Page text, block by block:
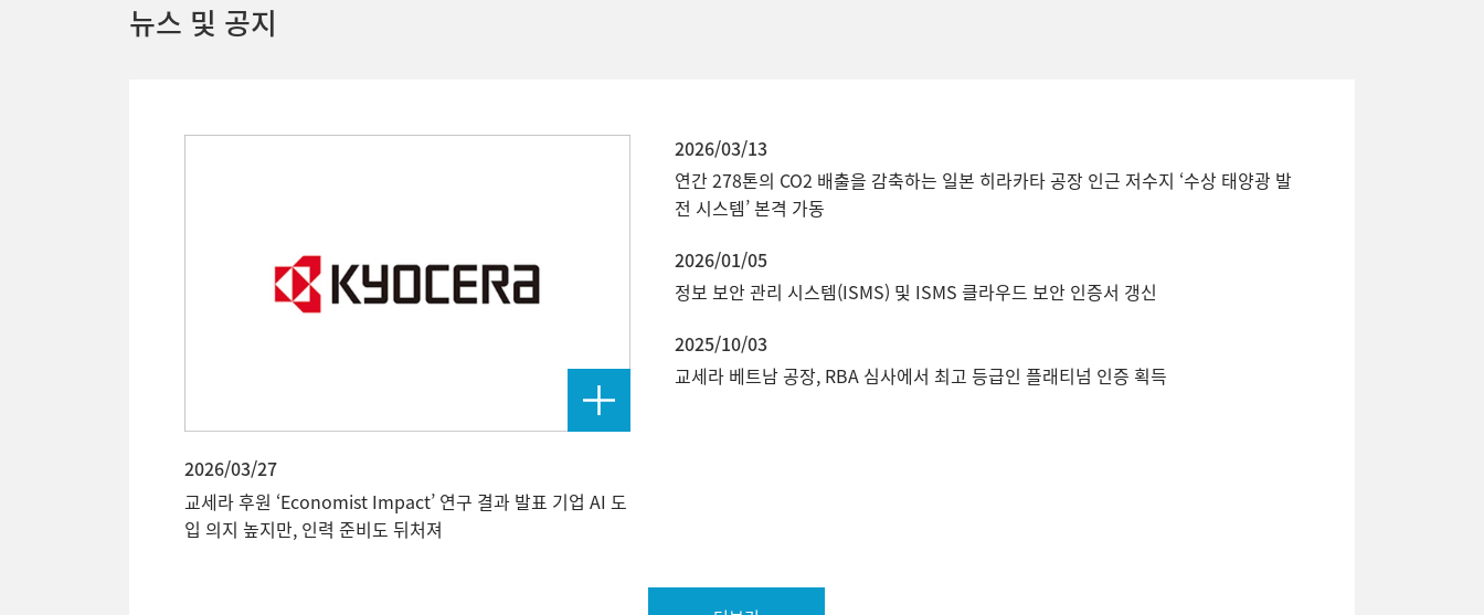
뉴스 및 공지
2026/03/27
교세라 후원 ‘Economist Impact’ 연구 결과 발표 기업 AI 도
입 의지 높지만, 인력 준비도 뒤처져
2026/03/13
연간 278톤의 CO2 배출을 감축하는 일본 히라카타 공장 인근 저수지 ‘수상 태양광 발
전 시스템’ 본격 가동
2026/01/05
정보 보안 관리 시스템(ISMS) 및 ISMS 클라우드 보안 인증서 갱신
2025/10/03
교세라 베트남 공장, RBA 심사에서 최고 등급인 플래티넘 인증 획득